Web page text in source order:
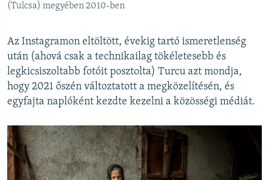
(Tulcsa) megyében 2010-ben
Az Instagramon eltöltött, évekig tartó ismeretlenség
után (ahová csak a technikailag tökéletesebb és
legkicsiszoltabb fotóit posztolta) Turcu azt mondja,
hogy 2021 őszén változtatott a megközelítésén, és
egyfajta naplóként kezdte kezelni a közösségi médiát.